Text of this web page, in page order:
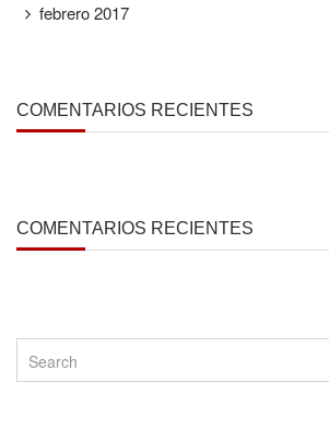
febrero 2017
COMENTARIOS RECIENTES
COMENTARIOS RECIENTES